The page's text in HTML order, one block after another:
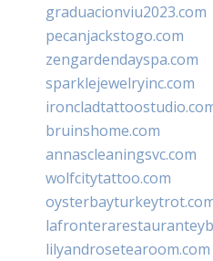
graduacionviu2023.com
pecanjackstogo.com
zengardendayspa.com
sparklejewelryinc.com
bruinshome.com
annascleaningsvc.com
wolfcitytattoo.com
lilyandrosetearoom.com